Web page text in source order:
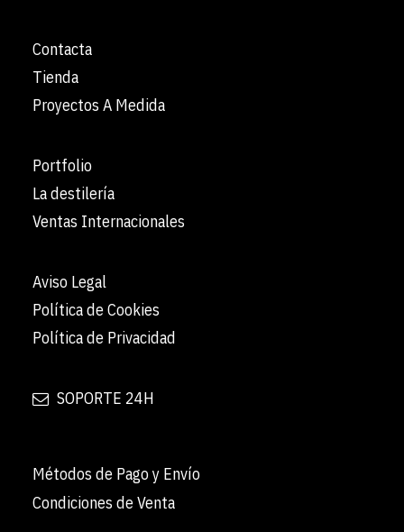
Contacta
Tienda
Proyectos A Medida
Portfolio
La destilería
Ventas Internacionales
Aviso Legal
Política de Cookies
Política de Privacidad
SOPORTE 24H
Métodos de Pago y Envío
Condiciones de Venta